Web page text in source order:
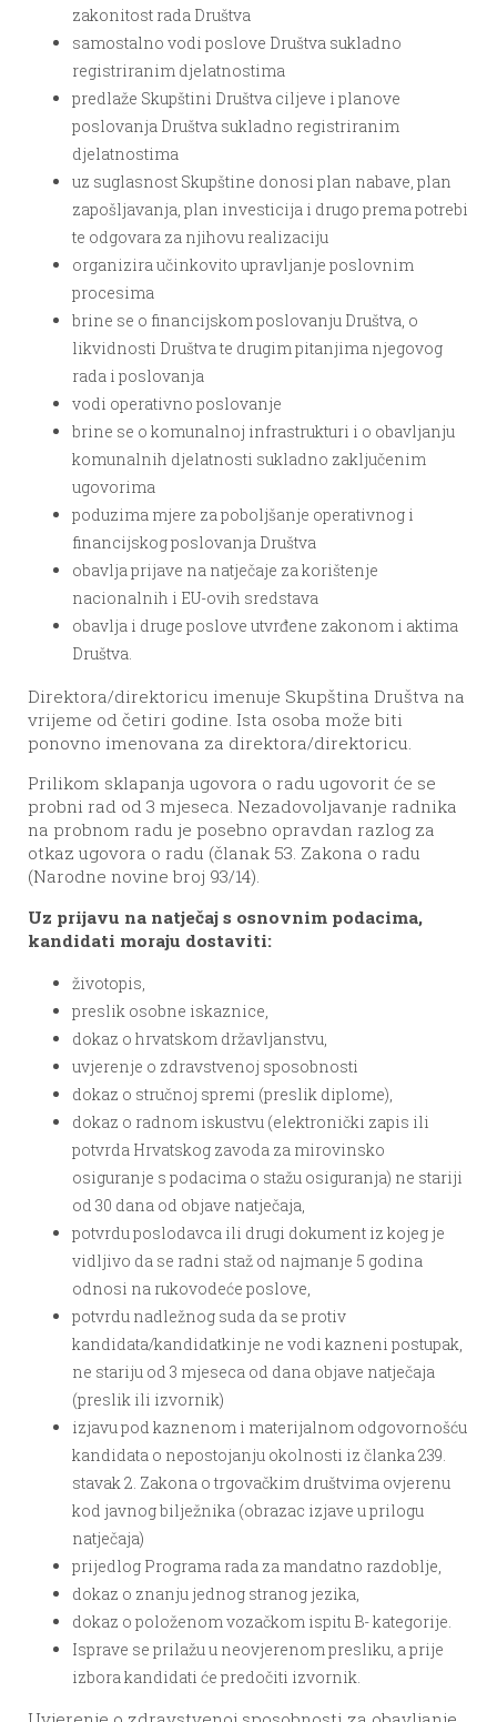
zakonitost rada Društva
samostalno vodi poslove Društva sukladno
registriranim djelatnostima
predlaže Skupštini Društva ciljeve i planove
poslovanja Društva sukladno registriranim
djelatnostima
uz suglasnost Skupštine donosi plan nabave, plan
zapošljavanja, plan investicija i drugo prema potrebi
te odgovara za njihovu realizaciju
organizira učinkovito upravljanje poslovnim
procesima
brine se o financijskom poslovanju Društva, o
likvidnosti Društva te drugim pitanjima njegovog
rada i poslovanja
vodi operativno poslovanje
brine se o komunalnoj infrastrukturi i o obavljanju
komunalnih djelatnosti sukladno zaključenim
ugovorima
poduzima mjere za poboljšanje operativnog i
financijskog poslovanja Društva
obavlja prijave na natječaje za korištenje
nacionalnih i EU-ovih sredstava
obavlja i druge poslove utvrđene zakonom i aktima
Društva.
Direktora/direktoricu imenuje Skupština Društva na
vrijeme od četiri godine. Ista osoba može biti
ponovno imenovana za direktora/direktoricu.
Prilikom sklapanja ugovora o radu ugovorit će se
probni rad od 3 mjeseca. Nezadovoljavanje radnika
na probnom radu je posebno opravdan razlog za
otkaz ugovora o radu (članak 53. Zakona o radu
(Narodne novine broj 93/14).
Uz prijavu na natječaj s osnovnim podacima,
kandidati moraju dostaviti:
životopis,
preslik osobne iskaznice,
dokaz o hrvatskom državljanstvu,
uvjerenje o zdravstvenoj sposobnosti
dokaz o stručnoj spremi (preslik diplome),
dokaz o radnom iskustvu (elektronički zapis ili
potvrda Hrvatskog zavoda za mirovinsko
osiguranje s podacima o stažu osiguranja) ne stariji
od 30 dana od objave natječaja,
potvrdu poslodavca ili drugi dokument iz kojeg je
vidljivo da se radni staž od najmanje 5 godina
odnosi na rukovodeće poslove,
potvrdu nadležnog suda da se protiv
kandidata/kandidatkinje ne vodi kazneni postupak,
ne stariju od 3 mjeseca od dana objave natječaja
(preslik ili izvornik)
izjavu pod kaznenom i materijalnom odgovornošću
kandidata o nepostojanju okolnosti iz članka 239.
stavak 2. Zakona o trgovačkim društvima ovjerenu
kod javnog bilježnika (obrazac izjave u prilogu
natječaja)
prijedlog Programa rada za mandatno razdoblje,
dokaz o znanju jednog stranog jezika,
dokaz o položenom vozačkom ispitu B- kategorije.
Isprave se prilažu u neovjerenom presliku, a prije
izbora kandidati će predočiti izvornik.